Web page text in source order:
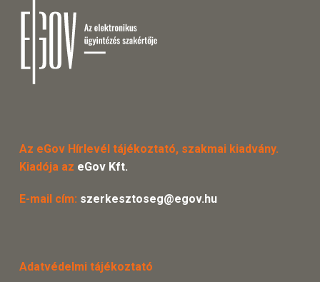
Az eGov Hírlevél tájékoztató, szakmai kiadvány.
Kiadója az eGov Kft.
E-mail cím: szerkesztoseg@egov.hu
Adatvédelmi tájékoztató